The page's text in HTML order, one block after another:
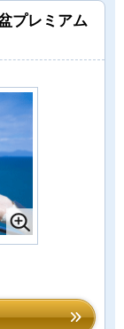
プレミアム